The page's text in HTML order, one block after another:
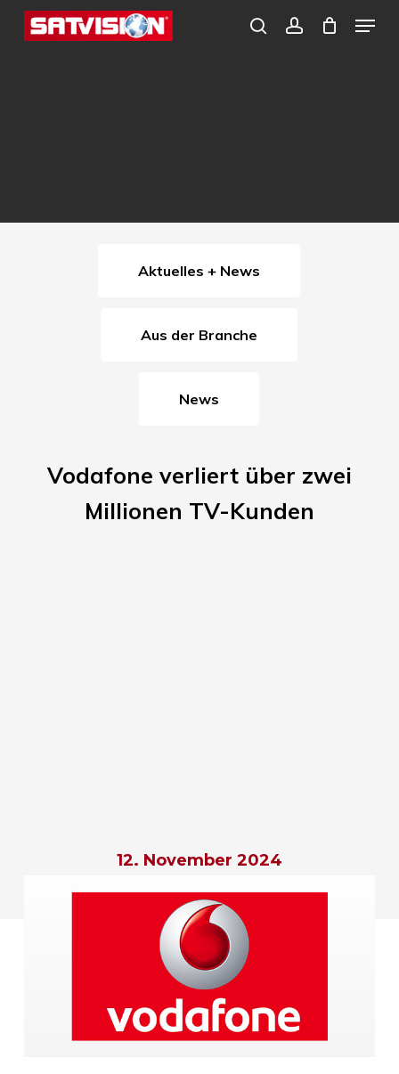
Skip
search
Menu
Aktuelles + News
Aus der Branche
News
Vodafone verliert über zwei
Millionen TV-Kunden
12. November 2024